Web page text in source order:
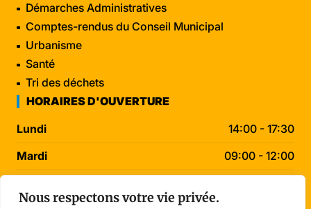
Nous respectons votre vie privée.
Démarches Administratives
Comptes-rendus du Conseil Municipal
Urbanisme
Santé
Tri des déchets
HORAIRES D'OUVERTURE
Lundi
14:00 - 17:30
Mardi
09:00 - 12:00